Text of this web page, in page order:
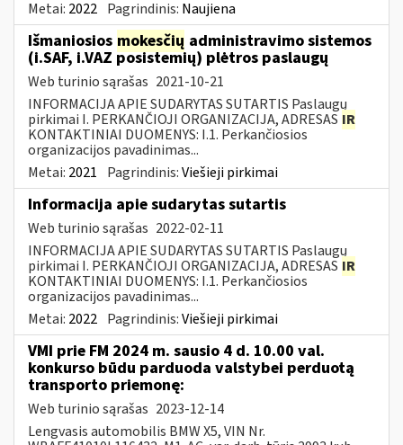
Metai: 2022 Pagrindinis: Naujiena
Išmaniosios mokesčių administravimo sistemos
(i.SAF, i.VAZ posistemių) plėtros paslaugų
Web turinio sąrašas 2021-10-21
INFORMACIJA APIE SUDARYTAS SUTARTIS Paslaugų
pirkimai I. PERKANČIOJI ORGANIZACIJA, ADRESAS IR
KONTAKTINIAI DUOMENYS: I.1. Perkančiosios
organizacijos pavadinimas...
Metai: 2021 Pagrindinis:Viešieji pirkimai
Informacija apie sudarytas sutartis
Web turinio sąrašas 2022-02-11
INFORMACIJA APIE SUDARYTAS SUTARTIS Paslaugų
pirkimai I. PERKANČIOJI ORGANIZACIJA, ADRESAS IR
KONTAKTINIAI DUOMENYS: I.1. Perkančiosios
organizacijos pavadinimas...
Metai: 2022 Pagrindinis:Viešieji pirkimai
VMI prie FM 2024 m. sausio 4 d. 10.00 val.
konkurso būdu parduoda valstybei perduotą
transporto priemonę:
Web turinio sąrašas 2023-12-14
Lengvasis automobilis BMW X5, VIN Nr.